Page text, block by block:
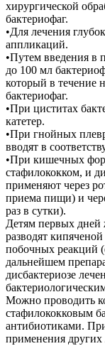
хирургической
бактериофаг.
•Для лечения
аппликаций.
•Путем введения в
до 100 мл
который в течение
бактериофаг.
•При циститах
катетер.
•При гнойных
вводят в
•При кишечных
стафилококком, и
применяют через
приема пищи) и
раз в сутки).
Детям первых дней
разводят
побочных реакций
дальнейшем
дисбактериозе
Можно проводить
стафилококковым
антибиотиками.
применения других